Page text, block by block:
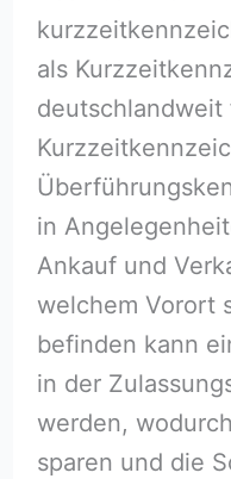
als
deutschlandweit
in
Ankauf und
welchem Vorort
befinden kann
in der
werden,
sparen und die